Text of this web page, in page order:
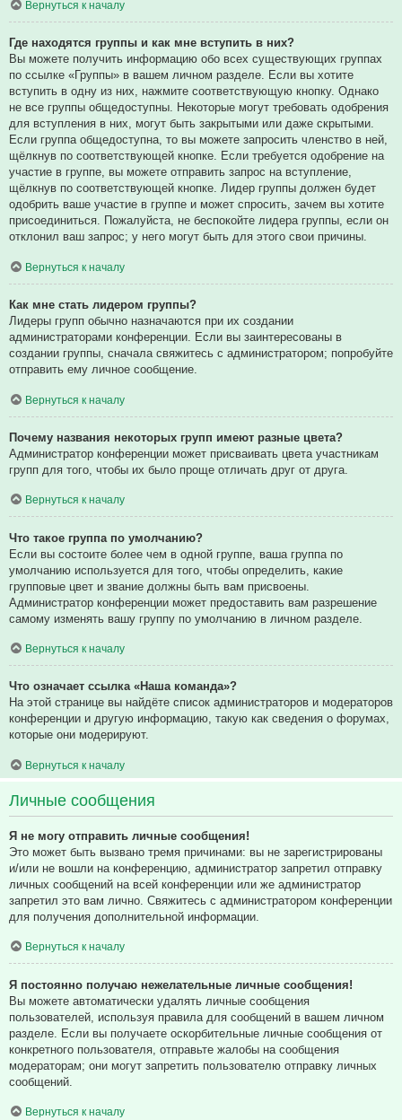
Вернуться к началу
Где находятся группы и как мне вступить в них?
Вы можете получить информацию обо всех существующих группах
по ссылке «Группы» в вашем личном разделе. Если вы хотите
вступить в одну из них, нажмите соответствующую кнопку. Однако
не все группы общедоступны. Некоторые могут требовать одобрения
для вступления в них, могут быть закрытыми или даже скрытыми.
Если группа общедоступна, то вы можете запросить членство в ней,
щёлкнув по соответствующей кнопке. Если требуется одобрение на
участие в группе, вы можете отправить запрос на вступление,
щёлкнув по соответствующей кнопке. Лидер группы должен будет
одобрить ваше участие в группе и может спросить, зачем вы хотите
присоединиться. Пожалуйста, не беспокойте лидера группы, если он
отклонил ваш запрос; у него могут быть для этого свои причины.
Вернуться к началу
Как мне стать лидером группы?
Лидеры групп обычно назначаются при их создании
администраторами конференции. Если вы заинтересованы в
создании группы, сначала свяжитесь с администратором; попробуйте
отправить ему личное сообщение.
Вернуться к началу
Почему названия некоторых групп имеют разные цвета?
Администратор конференции может присваивать цвета участникам
групп для того, чтобы их было проще отличать друг от друга.
Вернуться к началу
Что такое группа по умолчанию?
Если вы состоите более чем в одной группе, ваша группа по
умолчанию используется для того, чтобы определить, какие
групповые цвет и звание должны быть вам присвоены.
Администратор конференции может предоставить вам разрешение
самому изменять вашу группу по умолчанию в личном разделе.
Вернуться к началу
Что означает ссылка «Наша команда»?
На этой странице вы найдёте список администраторов и модераторов
конференции и другую информацию, такую как сведения о форумах,
которые они модерируют.
Вернуться к началу
Личные сообщения
Я не могу отправить личные сообщения!
Это может быть вызвано тремя причинами: вы не зарегистрированы
и/или не вошли на конференцию, администратор запретил отправку
личных сообщений на всей конференции или же администратор
запретил это вам лично. Свяжитесь с администратором конференции
для получения дополнительной информации.
Вернуться к началу
Я постоянно получаю нежелательные личные сообщения!
Вы можете автоматически удалять личные сообщения
пользователей, используя правила для сообщений в вашем личном
разделе. Если вы получаете оскорбительные личные сообщения от
конкретного пользователя, отправьте жалобы на сообщения
модераторам; они могут запретить пользователю отправку личных
сообщений.
Вернуться к началу